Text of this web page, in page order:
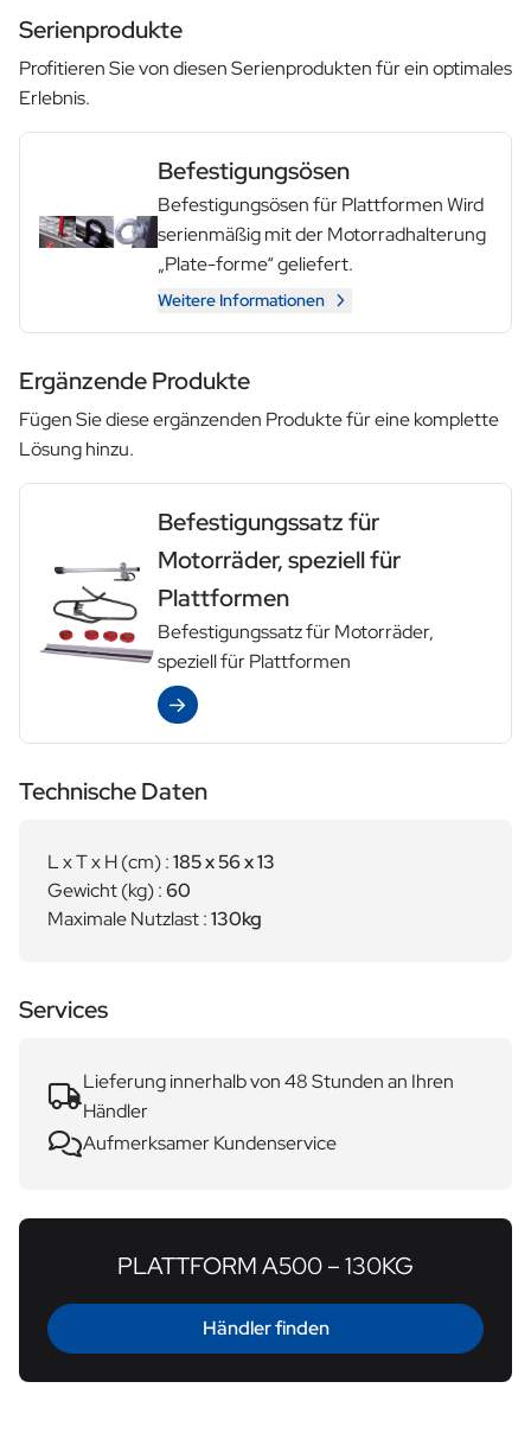
Serienprodukte
Profitieren Sie von diesen Serienprodukten für ein optimales
Erlebnis.
Befestigungsösen
Befestigungsösen für Plattformen Wird
serienmäßig mit der Motorradhalterung
„Plate-forme“ geliefert.
Weitere Informationen
Ergänzende Produkte
Fügen Sie diese ergänzenden Produkte für eine komplette
Lösung hinzu.
Befestigungssatz für
Motorräder, speziell für
Plattformen
Befestigungssatz für Motorräder,
speziell für Plattformen
Ansehen
Technische Daten
L x T x H (cm) :185 x 56 x 13
Gewicht (kg) :60
Maximale Nutzlast :130kg
Services
Lieferung innerhalb von 48 Stunden an Ihren
Händler
Aufmerksamer Kundenservice
PLATTFORM A500 – 130KG
Händler finden